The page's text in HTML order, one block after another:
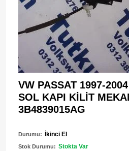
VW PASSAT 1997-
SOL KAPI KİLİT
3B4839015AG
Durumu: İkinci El
Stok Durumu: Stokta Var